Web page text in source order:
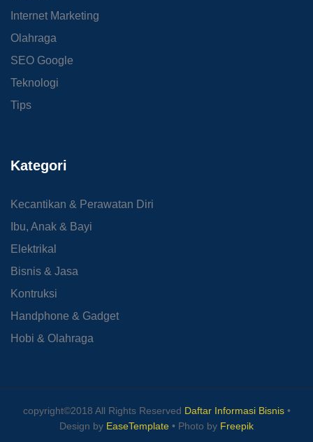
Internet Marketing
Olahraga
SEO Google
Teknologi
Tips
Kategori
Kecantikan & Perawatan Diri
Ibu, Anak & Bayi
Elektrikal
Bisnis & Jasa
Kontruksi
Handphone & Gadget
Hobi & Olahraga
copyright©2018 All Rights Reserved Daftar Informasi Bisnis•
Design by EaseTemplate • Photo by Freepik